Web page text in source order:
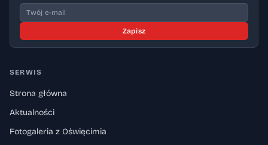
Zapisz
SERWIS
Strona główna
Aktualności
Fotogaleria z Oświęcimia